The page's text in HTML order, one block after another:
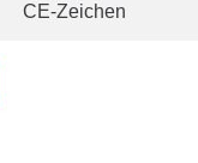
CE-Zeichen